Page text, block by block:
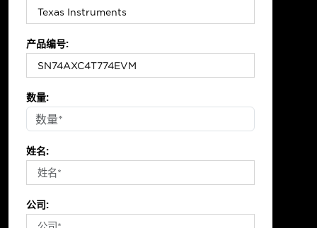
产品编号:
数量:
姓名:
公司: